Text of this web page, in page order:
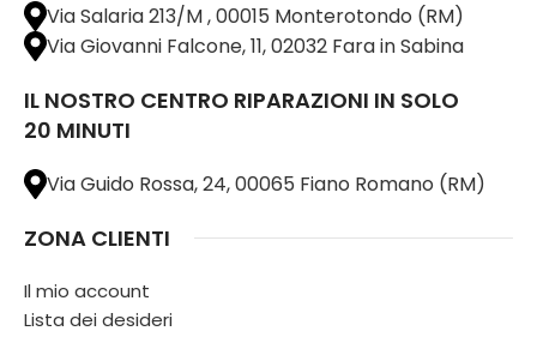
Via Salaria 213/M , 00015 Monterotondo (RM)
Via Giovanni Falcone, 11, 02032 Fara in Sabina
IL NOSTRO CENTRO RIPARAZIONI IN SOLO
20 MINUTI
Via Guido Rossa, 24, 00065 Fiano Romano (RM)
ZONA CLIENTI
Il mio account
Lista dei desideri